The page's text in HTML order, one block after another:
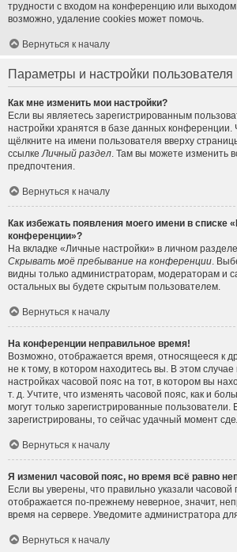
трудности с входом на конференцию или
возможно, удаление cookies может помочь.
Вернуться к началу
Параметры и настройки пользователя
Как мне изменить мои настройки?
Если вы являетесь зарегистрированным
настройки хранятся в базе данных конференции.
щёлкните на имени пользователя вверху
ссылкеЛичный раздел. Там вы можете изменить
предпочтения.
Вернуться к началу
Как избежать появления моего имени в списке
конференции»?
На вкладке «Личные настройки» в личном
Скрывать моё пребывание на конференции.
видны только администраторам, модераторам и
остальных вы будете скрытым пользователем.
Вернуться к началу
На конференции неправильное время!
Возможно, отображается время, относящееся к
не к тому, в котором находитесь вы. В этом
настройках часовой пояс на тот, в котором вы
т. д. Учтите, что изменять часовой пояс, как и
могут только зарегистрированные пользователи.
зарегистрированы, то сейчас удачный момент
Вернуться к началу
Я изменил часовой пояс, но время всё равно
Если вы уверены, что правильно указали часовой
отображается по-прежнему неверное, значит,
время на сервере. Уведомите администратора
Вернуться к началу